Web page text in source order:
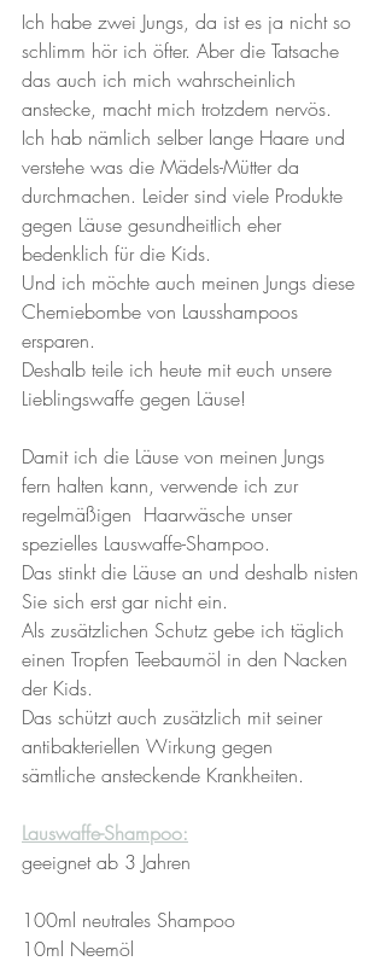
Ich habe zwei Jungs, da ist es ja nicht so
schlimm hör ich öfter. Aber die Tatsache
das auch ich mich wahrscheinlich
anstecke, macht mich trotzdem nervös.
Ich hab nämlich selber lange Haare und
verstehe was die Mädels-Mütter da
durchmachen. Leider sind viele Produkte
gegen Läuse gesundheitlich eher
bedenklich für die Kids.
Und ich möchte auch meinen Jungs diese
Chemiebombe von Lausshampoos
ersparen.
Deshalb teile ich heute mit euch unsere
Lieblingswaffe gegen Läuse!
Damit ich die Läuse von meinen Jungs
fern halten kann, verwende ich zur
regelmäßigen  Haarwäsche unser
spezielles Lauswaffe-Shampoo.
Das stinkt die Läuse an und deshalb nisten
Sie sich erst gar nicht ein.
Als zusätzlichen Schutz gebe ich täglich
einen Tropfen Teebaumöl in den Nacken
der Kids.
Das schützt auch zusätzlich mit seiner
antibakteriellen Wirkung gegen
sämtliche ansteckende Krankheiten.
Lauswaffe-Shampoo:
geeignet ab 3 Jahren
100ml neutrales Shampoo
10ml Neemöl